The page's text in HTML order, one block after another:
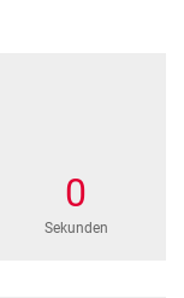
0
Sekunden